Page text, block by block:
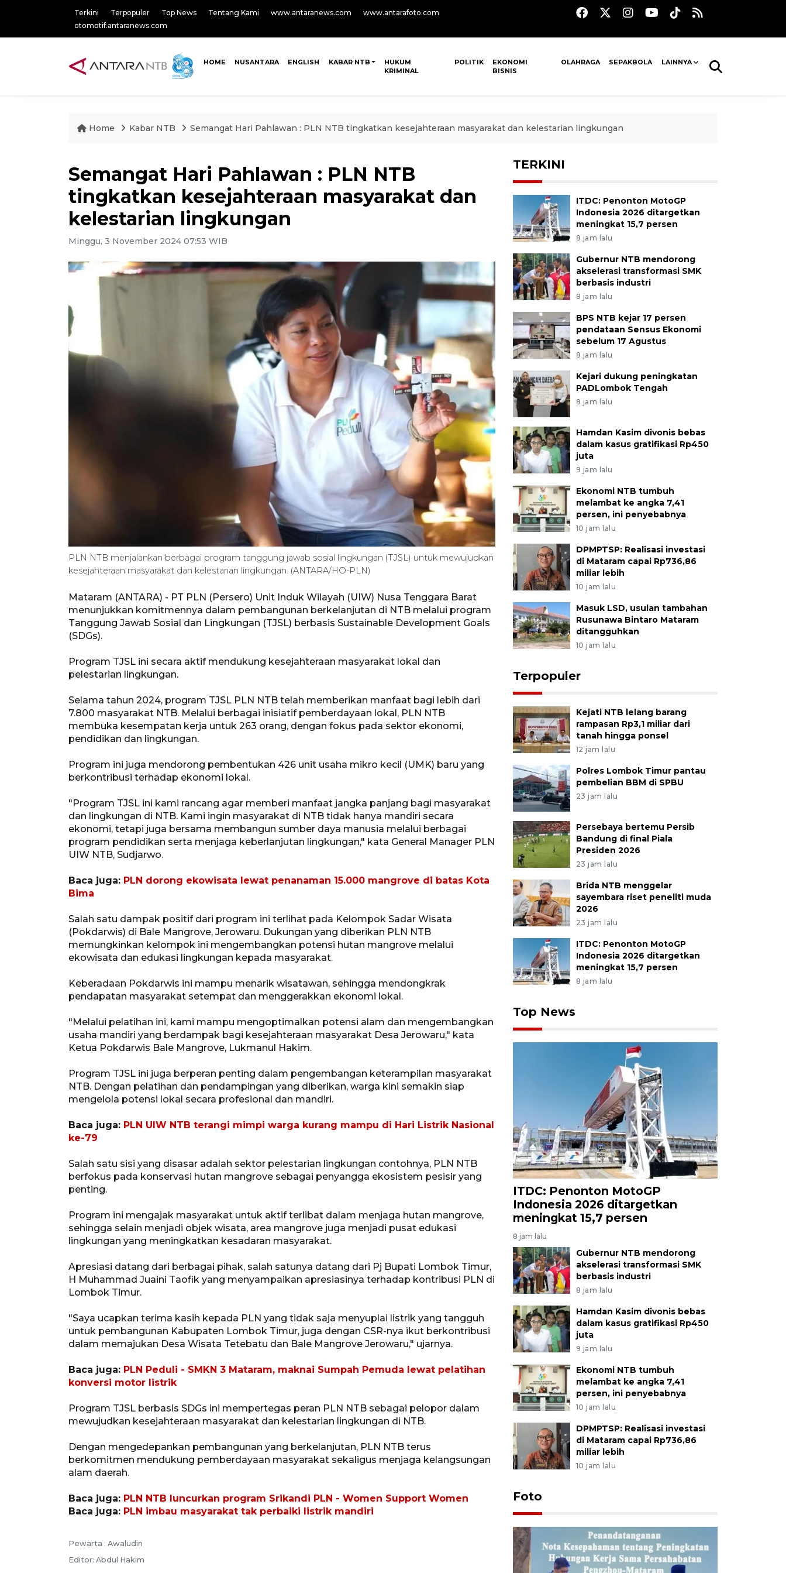
Terkini Terpopuler Top News Tentang Kami www.antaranews.com
www.antarafoto.com
otomotif.antaranews.com
HOME NUSANTARA ENGLISH KABAR NTB
HUKUM
KRIMINAL
POLITIK
EKONOMI
BISNIS
OLAHRAGA SEPAKBOLA LAINNYA
Home Kabar NTB Semangat Hari Pahlawan : PLN NTB tingkatkan kesejahteraan masyarakat dan kelestarian lingkungan
Semangat Hari Pahlawan : PLN NTB
tingkatkan kesejahteraan masyarakat dan
kelestarian lingkungan
Minggu, 3 November 2024 07:53 WIB
PLN NTB menjalankan berbagai program tanggung jawab sosial lingkungan (TJSL) untuk mewujudkan
kesejahteraan masyarakat dan kelestarian lingkungan. (ANTARA/HO-PLN)
Mataram (ANTARA) - PT PLN (Persero) Unit Induk Wilayah (UIW) Nusa Tenggara Barat
menunjukkan komitmennya dalam pembangunan berkelanjutan di NTB melalui program
Tanggung Jawab Sosial dan Lingkungan (TJSL) berbasis Sustainable Development Goals
(SDGs).
Program TJSL ini secara aktif mendukung kesejahteraan masyarakat lokal dan
pelestarian lingkungan.
Selama tahun 2024, program TJSL PLN NTB telah memberikan manfaat bagi lebih dari
7.800 masyarakat NTB. Melalui berbagai inisiatif pemberdayaan lokal, PLN NTB
membuka kesempatan kerja untuk 263 orang, dengan fokus pada sektor ekonomi,
pendidikan dan lingkungan.
Program ini juga mendorong pembentukan 426 unit usaha mikro kecil (UMK) baru yang
berkontribusi terhadap ekonomi lokal.
"Program TJSL ini kami rancang agar memberi manfaat jangka panjang bagi masyarakat
dan lingkungan di NTB. Kami ingin masyarakat di NTB tidak hanya mandiri secara
ekonomi, tetapi juga bersama membangun sumber daya manusia melalui berbagai
program pendidikan serta menjaga keberlanjutan lingkungan," kata General Manager PLN
UIW NTB, Sudjarwo.
Baca juga: PLN dorong ekowisata lewat penanaman 15.000 mangrove di batas Kota
Bima
Salah satu dampak positif dari program ini terlihat pada Kelompok Sadar Wisata
(Pokdarwis) di Bale Mangrove, Jerowaru. Dukungan yang diberikan PLN NTB
memungkinkan kelompok ini mengembangkan potensi hutan mangrove melalui
ekowisata dan edukasi lingkungan kepada masyarakat.
Keberadaan Pokdarwis ini mampu menarik wisatawan, sehingga mendongkrak
pendapatan masyarakat setempat dan menggerakkan ekonomi lokal.
"Melalui pelatihan ini, kami mampu mengoptimalkan potensi alam dan mengembangkan
usaha mandiri yang berdampak bagi kesejahteraan masyarakat Desa Jerowaru," kata
Ketua Pokdarwis Bale Mangrove, Lukmanul Hakim.
Program TJSL ini juga berperan penting dalam pengembangan keterampilan masyarakat
NTB. Dengan pelatihan dan pendampingan yang diberikan, warga kini semakin siap
mengelola potensi lokal secara profesional dan mandiri.
Baca juga: PLN UIW NTB terangi mimpi warga kurang mampu di Hari Listrik Nasional
ke-79
Salah satu sisi yang disasar adalah sektor pelestarian lingkungan contohnya, PLN NTB
berfokus pada konservasi hutan mangrove sebagai penyangga ekosistem pesisir yang
penting.
Program ini mengajak masyarakat untuk aktif terlibat dalam menjaga hutan mangrove,
sehingga selain menjadi objek wisata, area mangrove juga menjadi pusat edukasi
lingkungan yang meningkatkan kesadaran masyarakat.
Apresiasi datang dari berbagai pihak, salah satunya datang dari Pj Bupati Lombok Timur,
H Muhammad Juaini Taofik yang menyampaikan apresiasinya terhadap kontribusi PLN di
Lombok Timur.
"Saya ucapkan terima kasih kepada PLN yang tidak saja menyuplai listrik yang tangguh
untuk pembangunan Kabupaten Lombok Timur, juga dengan CSR-nya ikut berkontribusi
dalam memajukan Desa Wisata Tetebatu dan Bale Mangrove Jerowaru," ujarnya.
Baca juga: PLN Peduli - SMKN 3 Mataram, maknai Sumpah Pemuda lewat pelatihan
konversi motor listrik
Program TJSL berbasis SDGs ini mempertegas peran PLN NTB sebagai pelopor dalam
mewujudkan kesejahteraan masyarakat dan kelestarian lingkungan di NTB.
Dengan mengedepankan pembangunan yang berkelanjutan, PLN NTB terus
berkomitmen mendukung pemberdayaan masyarakat sekaligus menjaga kelangsungan
alam daerah.
Baca juga: PLN NTB luncurkan program Srikandi PLN - Women Support Women
Baca juga: PLN imbau masyarakat tak perbaiki listrik mandiri
Pewarta : Awaludin
Editor: Abdul Hakim
TERKINI
ITDC: Penonton MotoGP
Indonesia 2026 ditargetkan
meningkat 15,7 persen
8 jam lalu
Gubernur NTB mendorong
akselerasi transformasi SMK
berbasis industri
8 jam lalu
BPS NTB kejar 17 persen
pendataan Sensus Ekonomi
sebelum 17 Agustus
8 jam lalu
Kejari dukung peningkatan
PADLombok Tengah
8 jam lalu
Hamdan Kasim divonis bebas
dalam kasus gratifikasi Rp450
juta
9 jam lalu
Ekonomi NTB tumbuh
melambat ke angka 7,41
persen, ini penyebabnya
10 jam lalu
DPMPTSP: Realisasi investasi
di Mataram capai Rp736,86
miliar lebih
10 jam lalu
Masuk LSD, usulan tambahan
Rusunawa Bintaro Mataram
ditangguhkan
10 jam lalu
Terpopuler
Kejati NTB lelang barang
rampasan Rp3,1 miliar dari
tanah hingga ponsel
12 jam lalu
Polres Lombok Timur pantau
pembelian BBM di SPBU
23 jam lalu
Persebaya bertemu Persib
Bandung di final Piala
Presiden 2026
23 jam lalu
Brida NTB menggelar
sayembara riset peneliti muda
2026
23 jam lalu
ITDC: Penonton MotoGP
Indonesia 2026 ditargetkan
meningkat 15,7 persen
8 jam lalu
Top News
ITDC: Penonton MotoGP
Indonesia 2026 ditargetkan
meningkat 15,7 persen
8 jam lalu
Gubernur NTB mendorong
akselerasi transformasi SMK
berbasis industri
8 jam lalu
Hamdan Kasim divonis bebas
dalam kasus gratifikasi Rp450
juta
9 jam lalu
Ekonomi NTB tumbuh
melambat ke angka 7,41
persen, ini penyebabnya
10 jam lalu
DPMPTSP: Realisasi investasi
di Mataram capai Rp736,86
miliar lebih
10 jam lalu
Foto